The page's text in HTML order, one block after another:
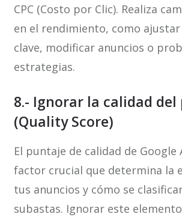
CPC (Costo por Clic). Realiza
en el rendimiento, como
clave, modificar anuncios o
estrategias.
8.- Ignorar la calidad
(Quality Score)
El puntaje de calidad de Google
factor crucial que determina la
tus anuncios y cómo se
subastas. Ignorar este